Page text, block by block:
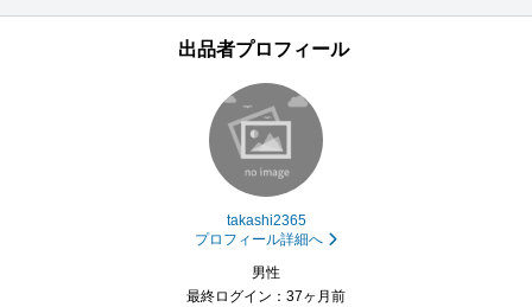
出品者プロフィール
takashi2365
プロフィール詳細へ
男性
最終ログイン：37ヶ月前